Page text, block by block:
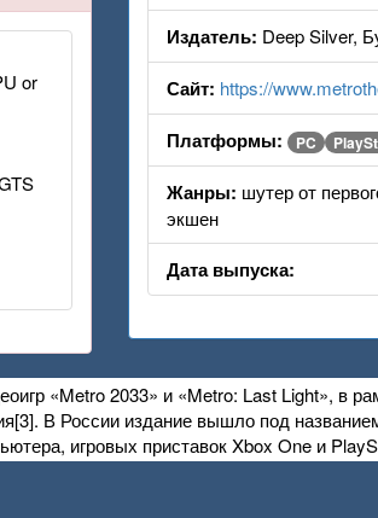
or
Издатель: Deep Silver,
Сайт: https://
Платформы: PC
Жанры: шутер от
экшен
Дата выпуска:
«Metro 2033» и «Metro: Last Light», в
В России издание вышло под
игровых приставок Xbox One и